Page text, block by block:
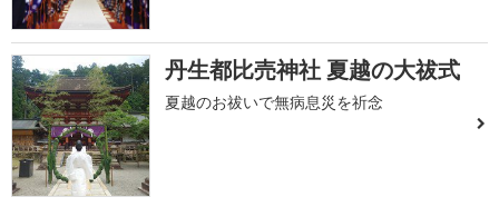
丹生都比売神社 夏越の大祓式
夏越のお祓いで無病息災を祈念